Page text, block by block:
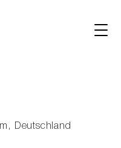
Deutschland